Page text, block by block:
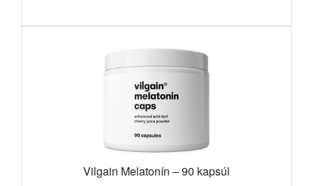
Vilgain Melatonín – 90 kapsúl